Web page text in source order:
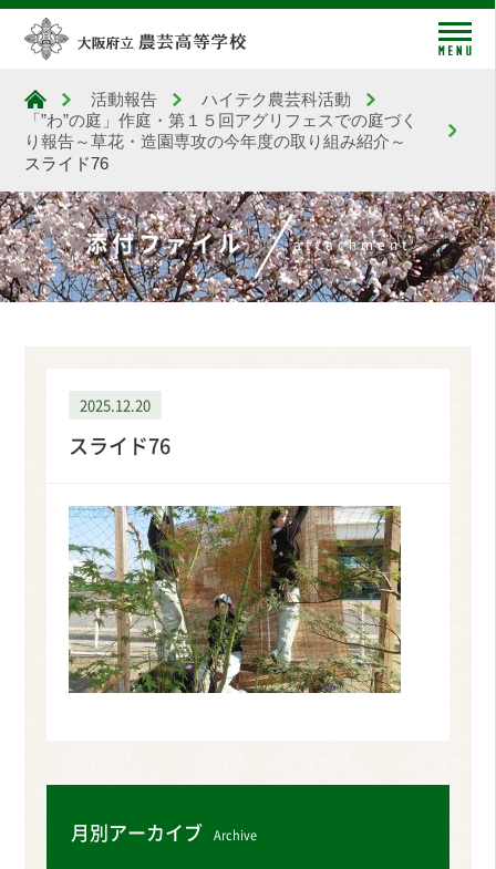
大阪府立農芸高等学校
活動報告
ハイテク農芸科活動
「”わ”の庭」作庭・第１５回アグリフェスでの庭づく
り報告～草花・造園専攻の今年度の取り組み紹介～
スライド76
添付ファイル attachment
2025.12.20
スライド76
月別アーカイブ Archive